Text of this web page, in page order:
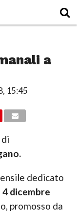
a
15:45
dedicato
dicembre
promosso da